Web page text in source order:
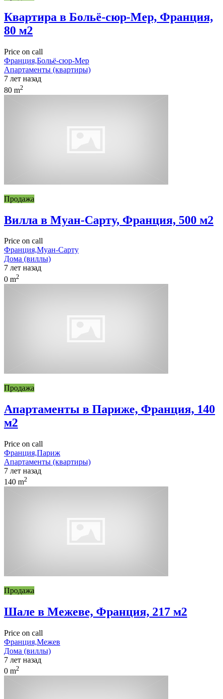
Квартира в Больё-сюр-Мер, Франция,
80 м2
Price on call
Франция,Больё-сюр-Мер
Апартаменты (квартиры)
7 лет назад
80 m2
Продажа
Вилла в Муан-Сарту, Франция, 500 м2
Price on call
Франция,Муан-Сарту
Дома (виллы)
7 лет назад
0 m2
Продажа
Апартаменты в Париже, Франция, 140
м2
Price on call
Франция,Париж
Апартаменты (квартиры)
7 лет назад
140 m2
Продажа
Шале в Межеве, Франция, 217 м2
Price on call
Франция,Межев
Дома (виллы)
7 лет назад
0 m2